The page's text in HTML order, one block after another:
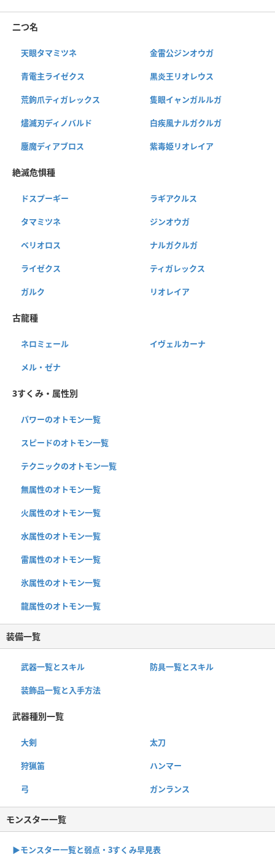
二つ名
天眼タマミツネ 金雷公ジンオウガ
青電主ライゼクス 黒炎王リオレウス
荒鉤爪ティガレックス 隻眼イャンガルルガ
燼滅刃ディノバルド 白疾風ナルガクルガ
鏖魔ディアブロス 紫毒姫リオレイア
絶滅危惧種
ドスプーギー ラギアクルス
タマミツネ ジンオウガ
ベリオロス ナルガクルガ
ライゼクス ティガレックス
ガルク リオレイア
古龍種
ネロミェール イヴェルカーナ
メル・ゼナ
3すくみ・属性別
パワーのオトモン一覧
スピードのオトモン一覧
テクニックのオトモン一覧
無属性のオトモン一覧
火属性のオトモン一覧
水属性のオトモン一覧
雷属性のオトモン一覧
氷属性のオトモン一覧
龍属性のオトモン一覧
装備一覧
武器一覧とスキル 防具一覧とスキル
装飾品一覧と入手方法
武器種別一覧
大剣 太刀
狩猟笛 ハンマー
弓 ガンランス
モンスター一覧
▶︎モンスター一覧と弱点・3すくみ早見表